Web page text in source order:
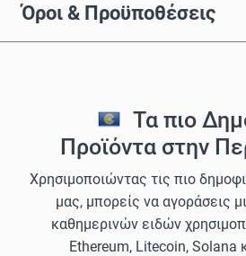
Όροι & Προϋποθέσεις
Τα πιο
Προϊόντα στην
Χρησιμοποιώντας τις πιο
μας, μπορείς να αγοράσεις
καθημερινών ειδών
Ethereum, Litecoin, Solana